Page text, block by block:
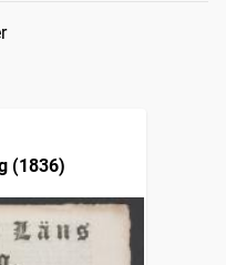
(1836)